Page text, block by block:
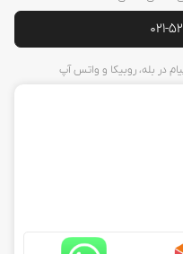
در بله، روبیکا و واتس آپ